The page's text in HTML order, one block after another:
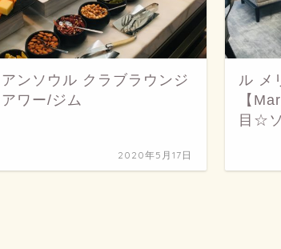
ンソウル クラブラウンジ
ワー/ジム
2020年5月17日
ル メ
【
目☆